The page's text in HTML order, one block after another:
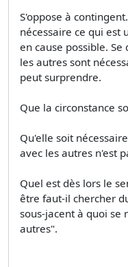
S'oppose à
nécessaire ce qui est
en cause possible.
les autres sont
peut surprendre.
Que la circonstance
Qu'elle soit
avec les autres n'est
Quel est dès lors le
être faut-il chercher
sous-jacent à quoi se
autres".